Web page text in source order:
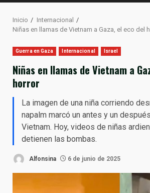
Inicio
Internacional
Niñas en llamas de Vietnam a Gaza, el eco del
Guerra en Gaza Internacional Israel
Niñas en llamas de Vietnam a
horror
La imagen de una niña corriendo
napalm marcó un antes y un
Vietnam. Hoy, videos de niñas
detienen las bombas.
Alfonsina 6 de junio de 2025